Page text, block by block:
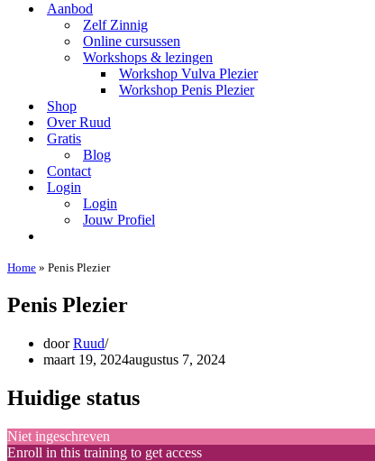
Aanbod
Zelf Zinnig
Online cursussen
Workshops & lezingen
Workshop Vulva Plezier
Workshop Penis Plezier
Shop
Over Ruud
Gratis
Blog
Contact
Login
Login
Jouw Profiel
Home » Penis Plezier
Penis Plezier
doorRuud
maart 19, 2024augustus 7, 2024
Huidige status
Niet ingeschreven
Enroll in this training to get access